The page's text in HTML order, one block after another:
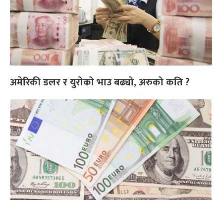
अमेरिकी डलर र युरोको भाउ बढ्यो, अरुको कति ?